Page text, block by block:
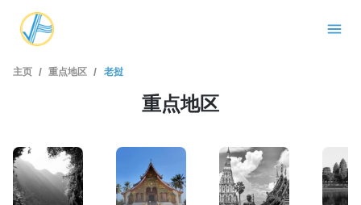
主页 / 重点地区 / 老挝
重点地区